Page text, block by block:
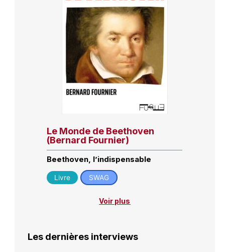
Le Monde de Beethoven
(Bernard Fournier)
Beethoven, l’indispensable
Livre SWAG
Voir plus
Les dernières interviews